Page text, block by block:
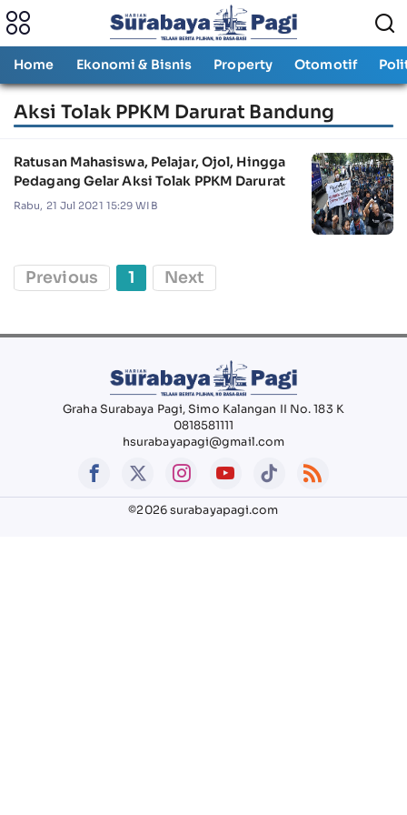
Home Ekonomi & Bisnis Property Otomotif
Aksi Tolak PPKM Darurat Bandung
Ratusan Mahasiswa, Pelajar, Ojol, Hingga
Pedagang Gelar Aksi Tolak PPKM Darurat
Rabu, 21 Jul 2021 15:29 WIB
Previous 1 Next
Graha Surabaya Pagi, Simo Kalangan II No. 183 K
0818581111
hsurabayapagi@gmail.com
©2026 surabayapagi.com